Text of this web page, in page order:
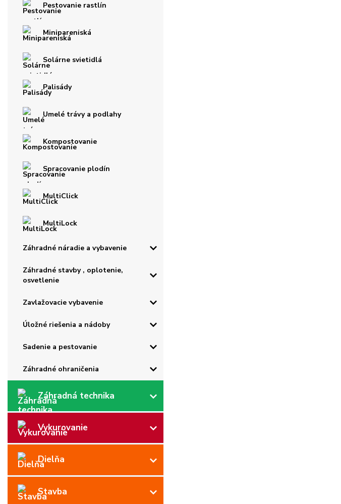
Pestovanie rastlín
Minipareniská
Solárne svietidlá
Palisády
Umelé trávy a podlahy
Kompostovanie
Spracovanie plodín
MultiClick
MultiLock
Záhradné náradie a vybavenie
Záhradné stavby , oplotenie,
osvetlenie
Zavlažovacie vybavenie
Úložné riešenia a nádoby
Sadenie a pestovanie
Záhradné ohraničenia
Záhradná technika
Vykurovanie
Dielňa
Stavba